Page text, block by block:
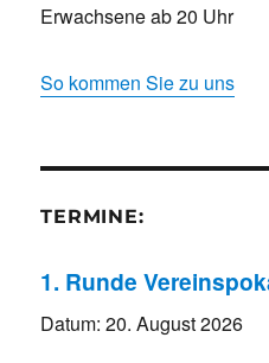
Erwachsene ab 20 Uhr
So kommen Sie zu uns
TERMINE:
1. Runde
Datum:20. August 2026